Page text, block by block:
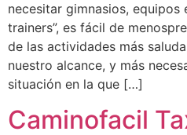
necesitar gimnasios, equipos
trainers”, es fácil de
de las actividades más
nuestro alcance, y más
situación en la que […]
Caminofacil